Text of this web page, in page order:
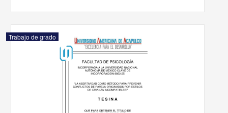
Trabajo de grado